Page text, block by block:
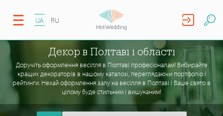
UA RU
Декор в Полтаві і області
Доручіть оформлення весілля в Полтаві професіоналам! Вибирайте
кращих декораторів в нашому каталозі, переглядаючи портфоліо і
рейтинги. Нехай оформлення залу на весілля в Полтаві і Ваше свято в
цілому буде стильним і вишуканим!